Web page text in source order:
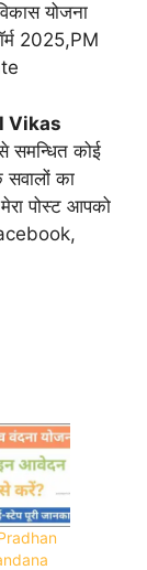
योजना
2025,PM
Vikas
समन्धित कोई
का
पोस्ट आपको